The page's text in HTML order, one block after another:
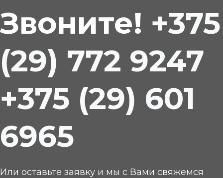
Звоните! +375
(29) 772 9247
+375 (29) 601
6965
Или оставьте заявку и мы с Вами свяжемся